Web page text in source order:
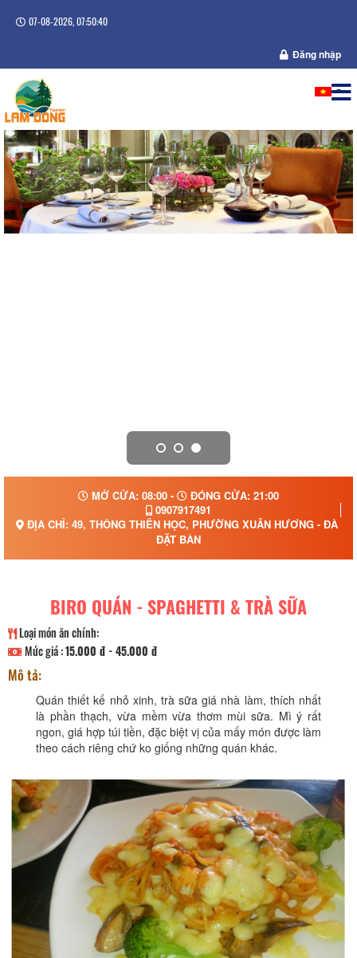
07-08-2026, 07:50:41
Đăng nhập
MỞ CỬA: 08:00 -
ĐÓNG CỬA: 21:00
0907917491
ĐỊA CHỈ: 49, THÔNG THIÊN HỌC, PHƯỜNG XUÂN HƯƠNG - ĐÀ
ĐẶT BÀN
BIRO QUÁN - SPAGHETTI & TRÀ SỮA
Loại món ăn chính:
Mức giá :15.000 đ - 45.000 đ
Mô tả:
Quán thiết kế nhỏ xinh, trà sữa giá nhà làm, thích nhất
là phần thạch, vừa mềm vừa thơm mùi sữa. Mì ý rất
ngon, giá hợp túi tiền, đặc biệt vị của mấy món được làm
theo cách riêng chứ ko giống những quán khác.